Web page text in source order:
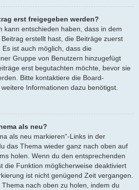
erst freigegeben werden?
kann entschieden haben, dass in dem
erstellt hast, die Beiträge zuerst
ist auch möglich, dass die
Gruppe von Benutzern hinzugefügt
erst begutachten möchte, bevor sie
Bitte kontaktiere die Board-
Informationen dazu benötigst.
als neu?
als neu markieren“-Links in der
das Thema wieder ganz nach oben auf
holen. Wenn du den entsprechenden
die Funktion möglicherweise deaktiviert
ist nicht genügend Zeit vergangen.
nach oben zu holen, indem du